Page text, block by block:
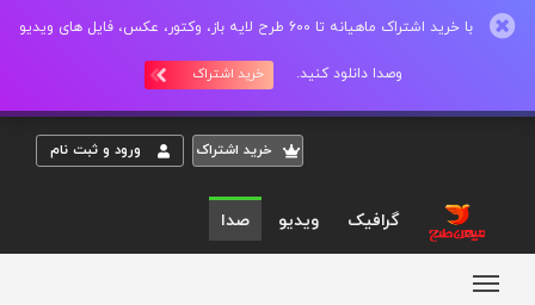
با خرید اشتراک ماهیانه تا 600 طرح لایه باز، وکتور، عکس، فایل های ویدیو
وصدا دانلود کنید. خرید اشتراک
خريد اشتراک ورود و ثبت نام
گرافیک ویدیو صدا